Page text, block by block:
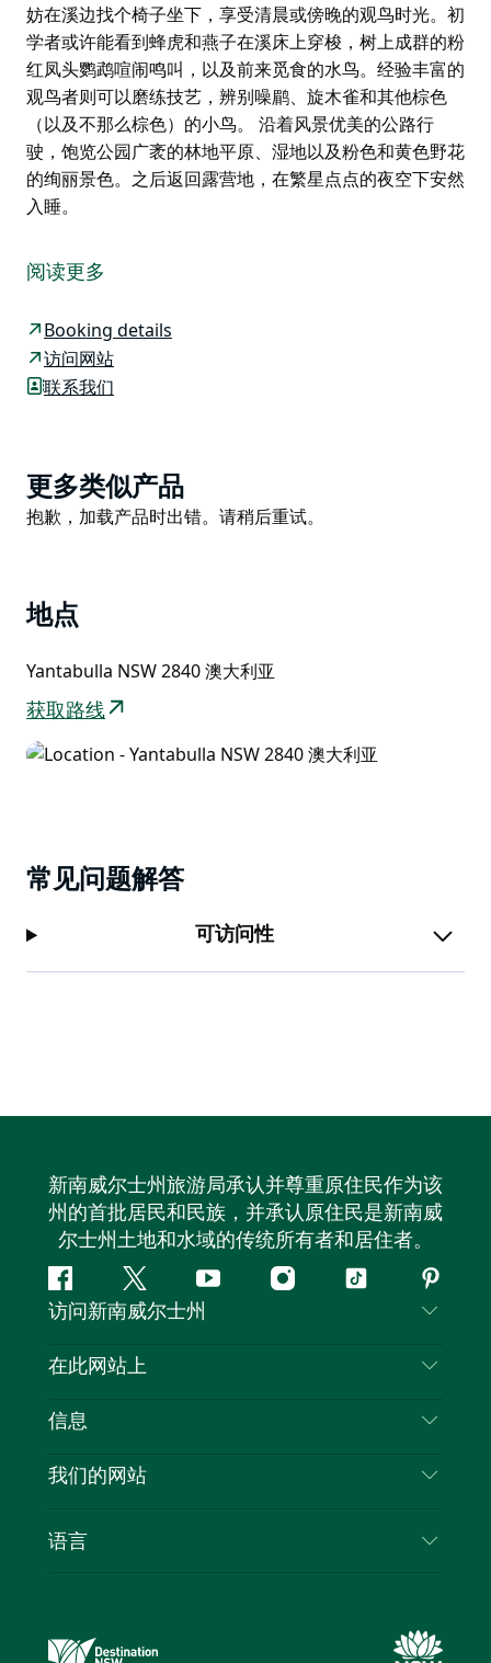
妨在溪边找个椅子坐下，享受清晨或傍晚的观鸟时光。初
学者或许能看到蜂虎和燕子在溪床上穿梭，树上成群的粉
红凤头鹦鹉喧闹鸣叫，以及前来觅食的水鸟。经验丰富的
观鸟者则可以磨练技艺，辨别噪鹛、旋木雀和其他棕色
（以及不那么棕色）的小鸟。 沿着风景优美的公路行
驶，饱览公园广袤的林地平原、湿地以及粉色和黄色野花
的绚丽景色。之后返回露营地，在繁星点点的夜空下安然
入睡。
所，他们正沿着道林步道（Dowling Track）从伯克
（Bourke）前往伯兹维尔（Birdsville）的内陆路线旅
在布林丁加巴溪（Brindingabba Creek）两岸的桉树林
旁搭起帐篷或房车，欣赏新南威尔士州内陆地区壮丽的日
妨在溪边找个椅子坐下，享受清晨或傍晚的观鸟时光。初
学者或许能看到蜂虎和燕子在溪床上穿梭，树上成群的粉
红凤头鹦鹉喧闹鸣叫，以及前来觅食的水鸟。经验丰富的
沿着风景优美的公路行驶，饱览公园广袤的林地平原、湿
繁星点点的夜空下安然入睡。
阅读更多
Booking details
访问网站
联系我们
Product
List
更多类似产品
Product
抱歉，加载产品时出错。请稍后重试。
地点
Yantabulla NSW 2840 澳大利亚
获取路线
常见问题解答
可访问性
新南威尔士州旅游局承认并尊重原住民作为该
州的首批居民和民族，并承认原住民是新南威
尔士州土地和水域的传统所有者和居住者。
Facebook叽
叽
喳
YouTubeInstagram
抖
访问新南威尔士州
联系我们
隐私
Cookie 通知
在此网站上
目的地
新南威尔士州公路旅行
活动
信息
旅行信息
新南威尔士州的商业
我们的网站
新南威尔士州旅游局媒体中心
语言